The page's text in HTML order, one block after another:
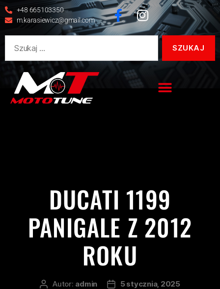
+48 665103350
m.karasiewicz@gmail.com
DUCATI 1199
PANIGALE Z 2012
ROKU
Autor: admin
5 stycznia, 2025